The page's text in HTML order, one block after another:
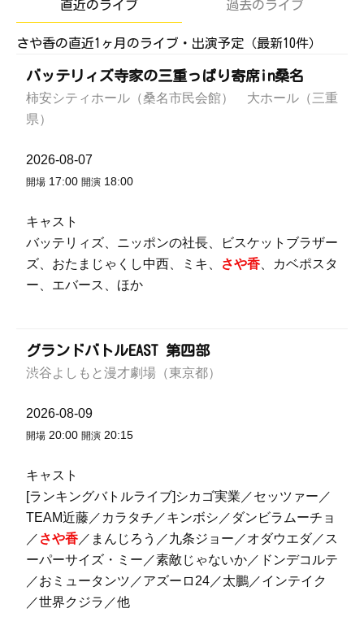
直近のライブ 過去のライブ
さや香の直近1ヶ月のライブ・出演予定（最新10件）
バッテリィズ寺家の三重っぱり寄席in桑名
柿安シティホール（桑名市民会館） 大ホール（三重
県）
2026-08-07
開場 17:00 開演 18:00
キャスト
バッテリィズ、ニッポンの社長、ビスケットブラザー
ズ、おたまじゃくし中西、ミキ、
さや香 、カベポスタ
ー、エバース、ほか
グランドバトルEAST 第四部
渋谷よしもと漫才劇場（東京都）
2026-08-09
開場 20:00 開演 20:15
キャスト
[ランキングバトルライブ]シカゴ実業／セッツァー／
TEAM近藤／カラタチ／キンボシ／ダンビラムーチョ
／ さや香 ／まんじろう／九条ジョー／オダウエダ／ス
ーパーサイズ・ミー／素敵じゃないか／ドンデコルテ
／おミュータンツ／アズーロ24／太鵬／インテイク
／世界クジラ／他